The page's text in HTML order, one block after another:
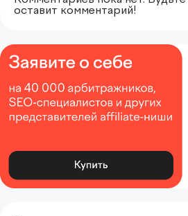
оставит комментарий!